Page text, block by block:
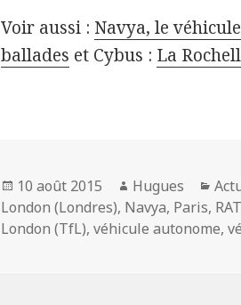
Voir aussi : Navya, le
ballades et Cybus : La
Publié
le
10 août 2015 Auteur
Hugues
London (Londres), Navya, Paris,
London (TfL),véhicule autonome,